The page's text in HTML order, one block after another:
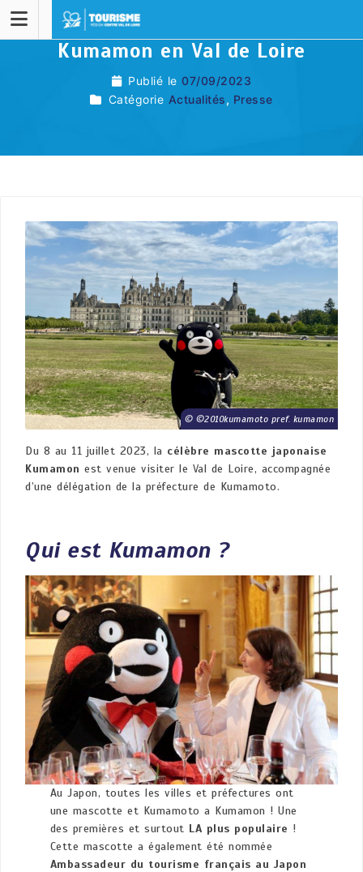
Kumamon en Val de Loire
Publié le 07/09/2023
Catégorie Actualités, Presse
©2010kumamoto pref. kumamon
Du 8 au 11 juillet 2023, la célèbre mascotte japonaise
Kumamon est venue visiter le Val de Loire, accompagnée
d’une délégation de la préfecture de Kumamoto.
Qui est Kumamon ?
Au Japon, toutes les villes et préfectures ont
une mascotte et Kumamoto a Kumamon ! Une
des premières et surtout LA plus populaire !
Cette mascotte a également été nommée
Ambassadeur du tourisme français au Japon